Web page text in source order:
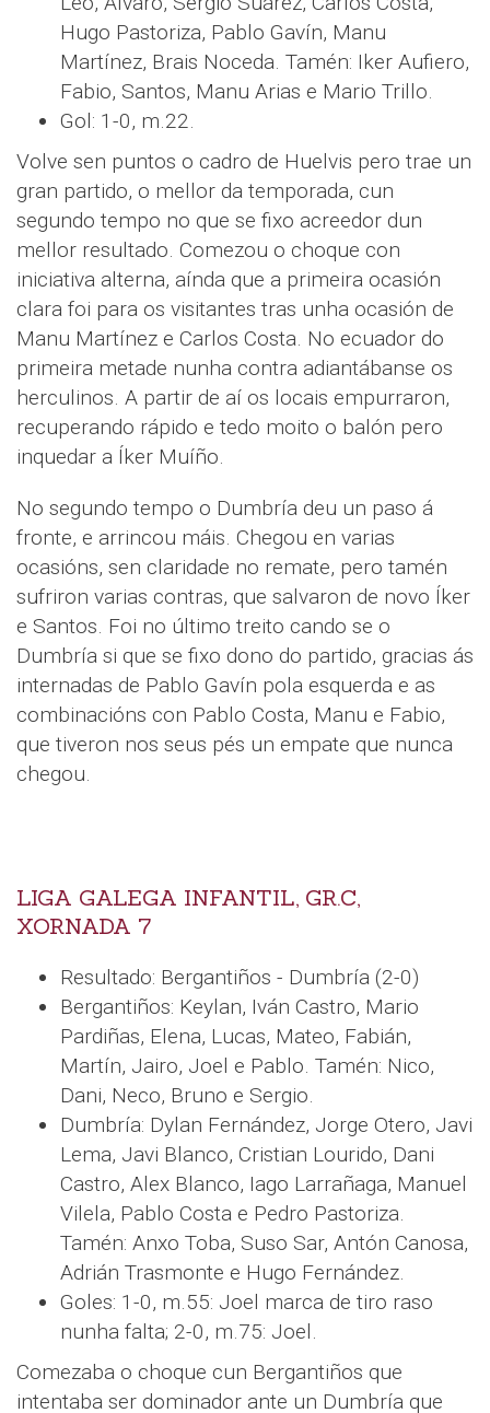
Hugo Pastoriza, Pablo Gavín, Manu
Martínez, Brais Noceda. Tamén: Iker Aufiero,
Fabio, Santos, Manu Arias e Mario Trillo.
Gol: 1-0, m.22.
Volve sen puntos o cadro de Huelvis pero trae un
gran partido, o mellor da temporada, cun
segundo tempo no que se fixo acreedor dun
mellor resultado. Comezou o choque con
iniciativa alterna, aínda que a primeira ocasión
clara foi para os visitantes tras unha ocasión de
Manu Martínez e Carlos Costa. No ecuador do
primeira metade nunha contra adiantábanse os
herculinos. A partir de aí os locais empurraron,
recuperando rápido e tedo moito o balón pero
inquedar a Íker Muíño.
No segundo tempo o Dumbría deu un paso á
fronte, e arrincou máis. Chegou en varias
ocasións, sen claridade no remate, pero tamén
sufriron varias contras, que salvaron de novo Íker
e Santos. Foi no último treito cando se o
Dumbría si que se fixo dono do partido, gracias ás
internadas de Pablo Gavín pola esquerda e as
combinacións con Pablo Costa, Manu e Fabio,
que tiveron nos seus pés un empate que nunca
chegou.
LIGA GALEGA INFANTIL, GR.C,
XORNADA 7
Resultado: Bergantiños - Dumbría (2-0)
Bergantiños: Keylan, Iván Castro, Mario
Pardiñas, Elena, Lucas, Mateo, Fabián,
Martín, Jairo, Joel e Pablo. Tamén: Nico,
Dani, Neco, Bruno e Sergio.
Dumbría: Dylan Fernández, Jorge Otero, Javi
Lema, Javi Blanco, Cristian Lourido, Dani
Castro, Alex Blanco, Iago Larrañaga, Manuel
Vilela, Pablo Costa e Pedro Pastoriza.
Tamén: Anxo Toba, Suso Sar, Antón Canosa,
Adrián Trasmonte e Hugo Fernández.
Goles: 1-0, m.55: Joel marca de tiro raso
nunha falta; 2-0, m.75: Joel.
Comezaba o choque cun Bergantiños que
intentaba ser dominador ante un Dumbría que